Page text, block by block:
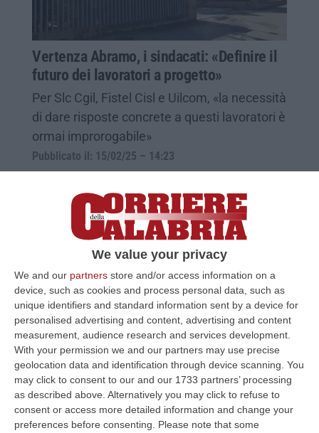
We value your privacy
We and our partners store and/or access information on a
device, such as cookies and process personal data, such as
unique identifiers and standard information sent by a device for
personalised advertising and content, advertising and content
measurement, audience research and services development.
With your permission we and our partners may use precise
geolocation data and identification through device scanning. You
may click to consent to our and our 1733 partners’ processing
as described above. Alternatively you may click to refuse to
consent or access more detailed information and change your
preferences before consenting. Please note that some
Vertenza Abramo, i sindacati: «Definire il
futuro dei lavoratori a progetto»
Per Slc Cgil, Fistel Cisl e Uilcom, «la necessità
di dare risposte concrete a questi lavoratori è
ormai improrogabile»
Pubblicato il: 15/02/25 – 14:23
Abramo Customer Care, i sindacati: «Una
svolta positiva per i lavoratori»
Fistel Cisl Calabria, Ust Cisl Magna Grecia e
Ust Cisl Cosenza si dicono soddisfatti per i